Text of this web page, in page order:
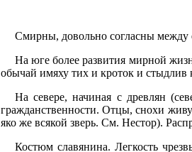
Смирны, довольно согласны между
На юге более развития мирной
обычай имяху тих и кроток и стыдлив
На севере, начиная с древлян
гражданственности. Отцы, снохи
яко же всякой зверь. См. Нестор).
Костюм славянина. Легкость